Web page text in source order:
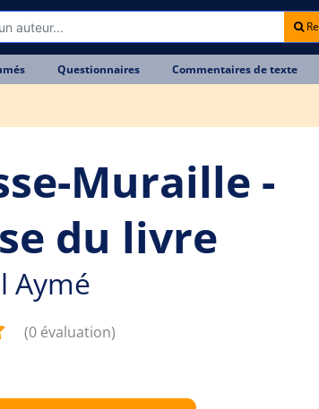
Questionnaires Commentaires de texte
Muraille -
du livre
Aymé
(0 évaluation)